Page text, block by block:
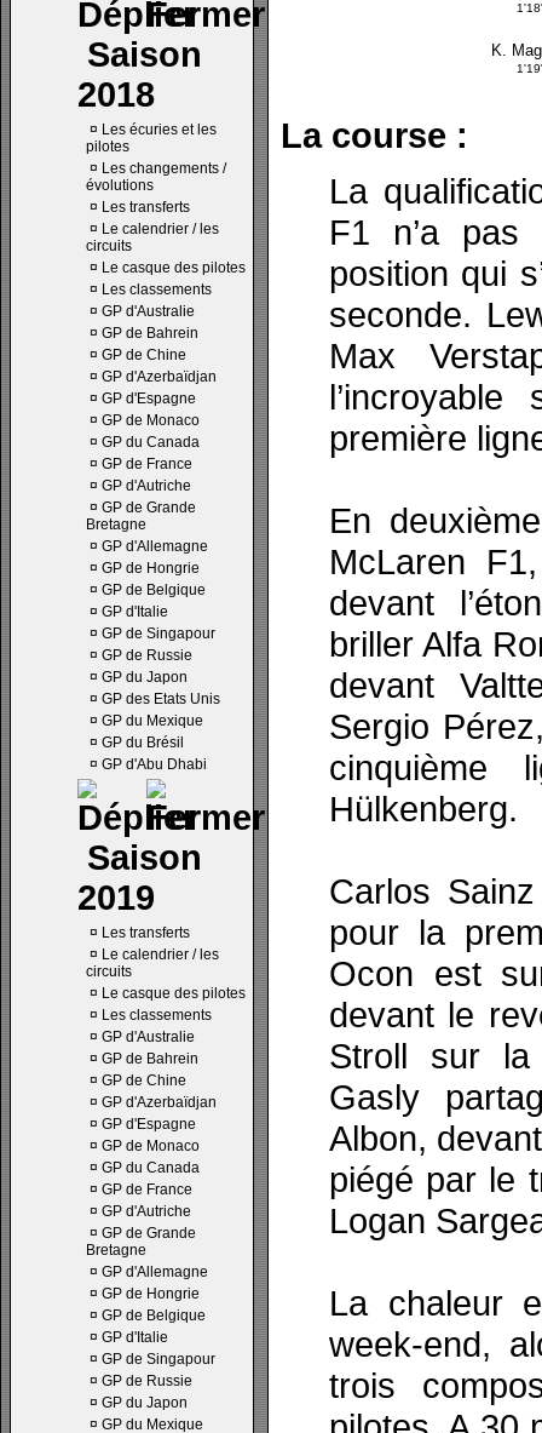
Saison
2018
¤ Les écuries et les
pilotes
¤ Les changements /
évolutions
¤ Les transferts
¤ Le calendrier / les
circuits
¤ Le casque des pilotes
¤ Les classements
¤ GP d'Australie
¤ GP de Bahrein
¤ GP de Chine
¤ GP d'Azerbaïdjan
¤ GP d'Espagne
¤ GP de Monaco
¤ GP du Canada
¤ GP de France
¤ GP d'Autriche
¤ GP de Grande
Bretagne
¤ GP d'Allemagne
¤ GP de Hongrie
¤ GP de Belgique
¤ GP d'Italie
¤ GP de Singapour
¤ GP de Russie
¤ GP du Japon
¤ GP des Etats Unis
¤ GP du Mexique
¤ GP du Brésil
¤ GP d'Abu Dhabi
Saison
2019
¤ Les transferts
¤ Le calendrier / les
circuits
¤ Le casque des pilotes
¤ Les classements
¤ GP d'Australie
¤ GP de Bahrein
¤ GP de Chine
¤ GP d'Azerbaïdjan
¤ GP d'Espagne
¤ GP de Monaco
¤ GP du Canada
¤ GP de France
¤ GP d'Autriche
¤ GP de Grande
Bretagne
¤ GP d'Allemagne
¤ GP de Hongrie
¤ GP de Belgique
¤ GP d'Italie
¤ GP de Singapour
¤ GP de Russie
¤ GP du Japon
¤ GP du Mexique
K.
La course :
La
F1 n’a
position qui
seconde.
Max
première
En
McLaren
devant
briller Alfa
devant
Sergio
Hülkenberg.
Carlos
pour la
Ocon est
devant le
Stroll sur la
Gasly
Albon,
piégé par le
Logan
La chaleur
week-end,
trois